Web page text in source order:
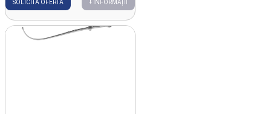
SOLICITĂ OFERTĂ + INFORMAȚII